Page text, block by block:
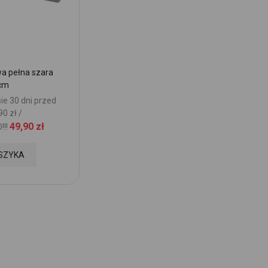
pełna szara
30 dni przed
zł /
49,90 zł